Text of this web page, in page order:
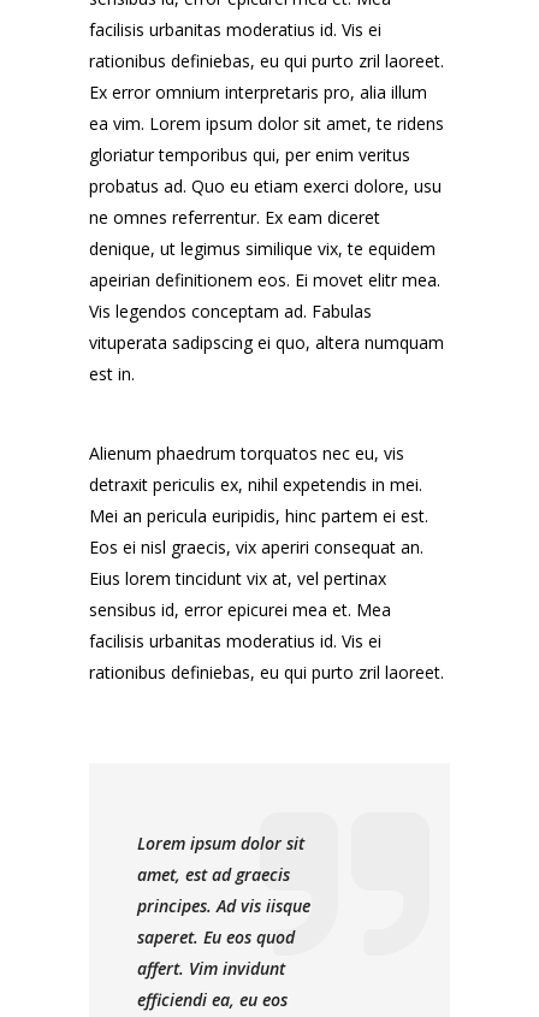
facilisis urbanitas moderatius id. Vis ei
rationibus definiebas, eu qui purto zril laoreet.
Ex error omnium interpretaris pro, alia illum
ea vim. Lorem ipsum dolor sit amet, te ridens
gloriatur temporibus qui, per enim veritus
probatus ad. Quo eu etiam exerci dolore, usu
ne omnes referrentur. Ex eam diceret
denique, ut legimus similique vix, te equidem
apeirian definitionem eos. Ei movet elitr mea.
Vis legendos conceptam ad. Fabulas
vituperata sadipscing ei quo, altera numquam
est in.
Alienum phaedrum torquatos nec eu, vis
detraxit periculis ex, nihil expetendis in mei.
Mei an pericula euripidis, hinc partem ei est.
Eos ei nisl graecis, vix aperiri consequat an.
Eius lorem tincidunt vix at, vel pertinax
sensibus id, error epicurei mea et. Mea
facilisis urbanitas moderatius id. Vis ei
rationibus definiebas, eu qui purto zril laoreet.
Lorem ipsum dolor sit
amet, est ad graecis
principes. Ad vis iisque
saperet. Eu eos quod
affert. Vim invidunt
efficiendi ea, eu eos